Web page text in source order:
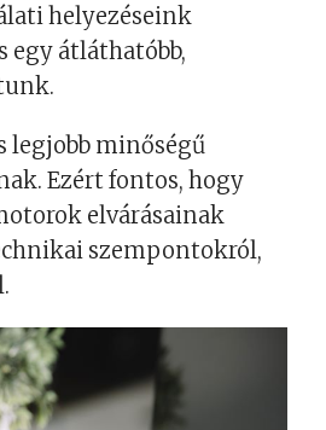
helyezéseink
egy átláthatóbb,
legjobb minőségű
Ezért fontos, hogy
elvárásainak
szempontokról,